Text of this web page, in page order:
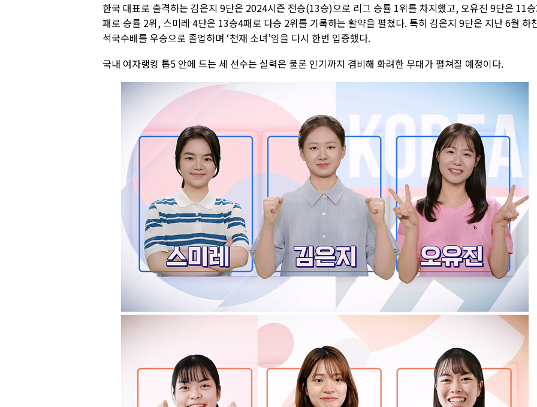
한국 대표로 출격하는 김은지 9단은 2024시즌 전승(13승)으로 리그 승률 1위를 차지했고, 오유진 9단은 11
패로 승률 2위, 스미레 4단은 13승4패로 다승 2위를 기록하는 활약을 펼쳤다. 특히 김은지 9단은 지난 6월 하
석국수배를 우승으로 졸업하며 ‘천재 소녀’임을 다시 한번 입증했다.
국내 여자랭킹 톱5 안에 드는 세 선수는 실력은 물론 인기까지 겸비해 화려한 무대가 펼쳐질 예정이다.